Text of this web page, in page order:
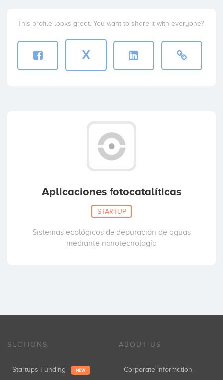
This profile looks great. You want to share it with everyone?
X
Aplicaciones fotocatalíticas
STARTUP
Sistemas ecológicos de depuración de aguas
mediante nanotecnología
SECTIONS
Startups Funding NEW
ABOUT US
Corporate information